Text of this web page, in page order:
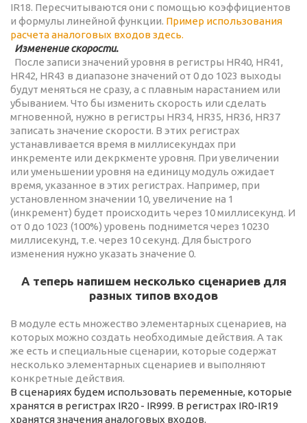
IR18. Пересчитываются они с помощью коэффициентов
и формулы линейной функции. Пример использования
расчета аналоговых входов здесь.
Изменение скорости.
После записи значений уровня в регистры HR40, HR41,
HR42, HR43 в диапазоне значений от 0 до 1023 выходы
будут меняться не сразу, а с плавным нарастанием или
убыванием. Что бы изменить скорость или сделать
мгновенной, нужно в регистры HR34, HR35, HR36, HR37
записать значение скорости. В этих регистрах
устанавливается время в миллисекундах при
инкременте или декркменте уровня. При увеличении
или уменьшении уровня на единицу модуль ожидает
время, указанное в этих регистрах. Например, при
установленном значении 10, увеличение на 1
(инкремент) будет происходить через 10 миллисекунд. И
от 0 до 1023 (100%) уровень поднимется через 10230
миллисекунд, т.е. через 10 секунд. Для быстрого
изменения нужно указать значение 0.
А теперь напишем несколько сценариев для
разных типов входов
В модуле есть множество элементарных сценариев, на
которых можно создать необходимые действия. А так
же есть и специальные сценарии, которые содержат
несколько элементарных сценариев и выполняют
конкретные действия.
В сценариях будем использовать переменные, которые
хранятся в регистрах IR20 - IR999. В регистрах IR0-IR19
хранятся значения аналоговых входов.